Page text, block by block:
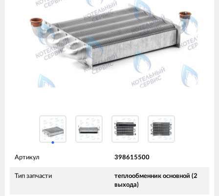
Артикул 398615500
Тип запчасти
теплообменник основной (2
выхода)